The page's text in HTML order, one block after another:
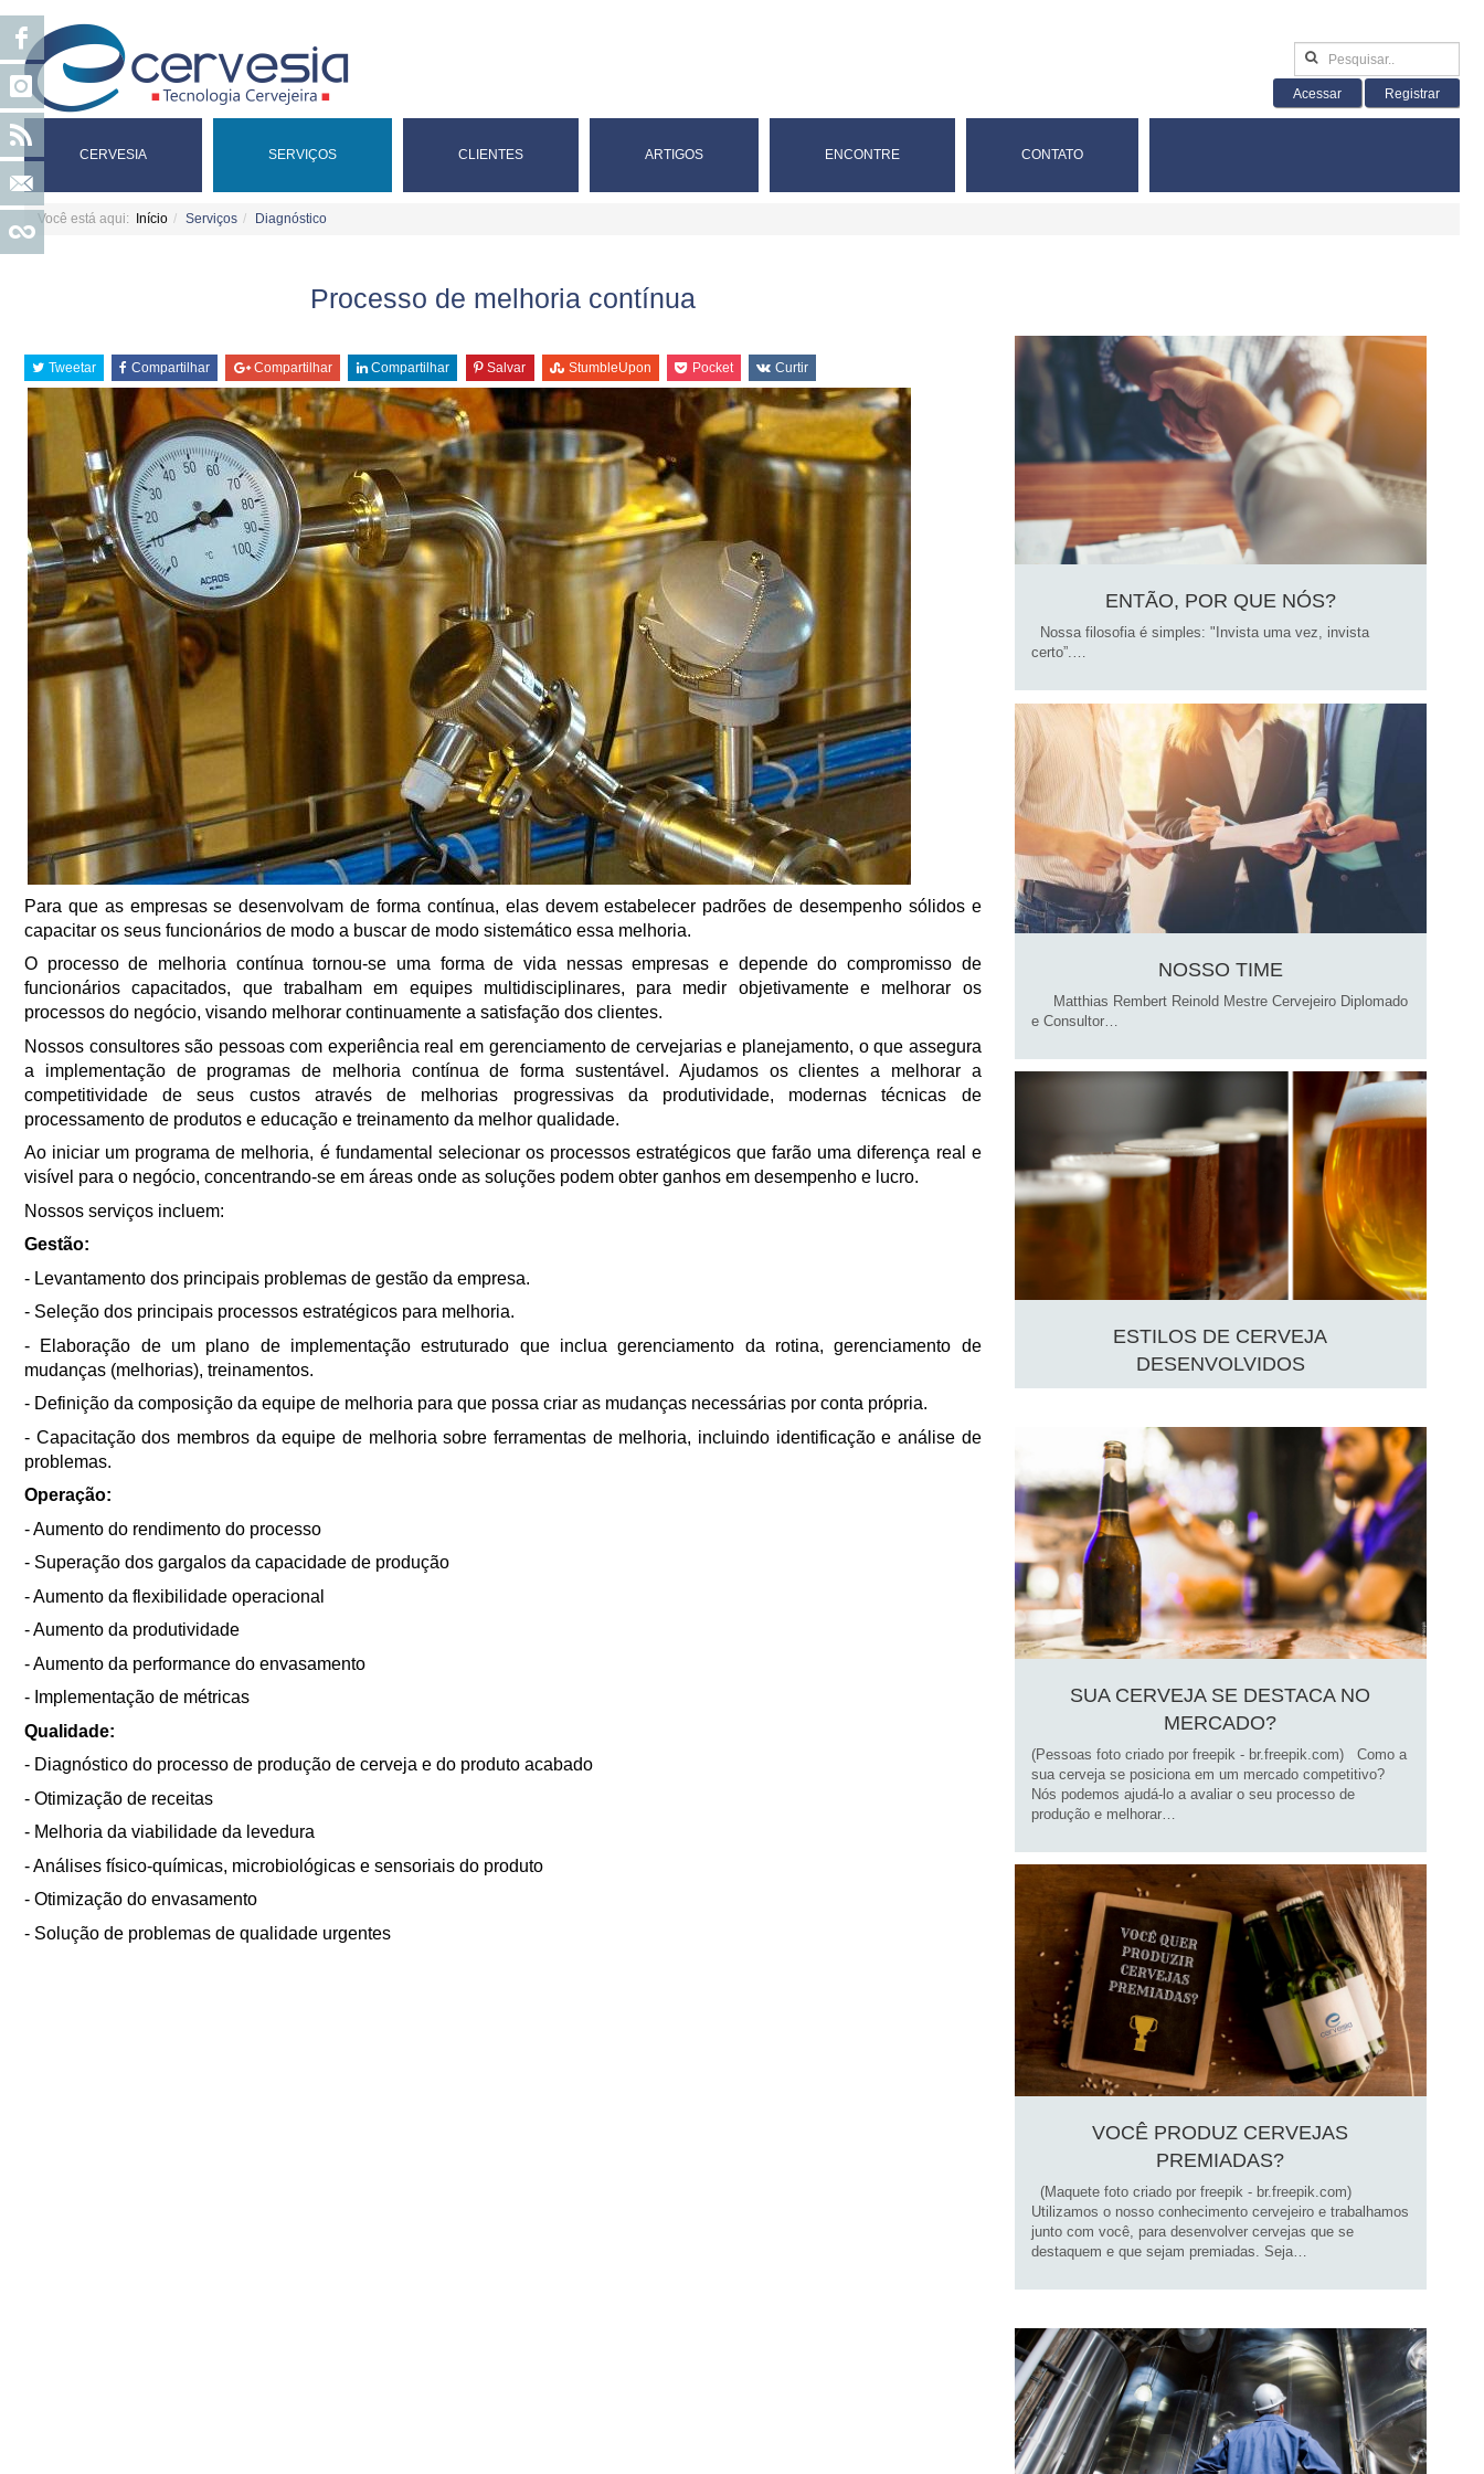
Acessar Registrar
CERVESIA SERVIÇOS CLIENTES ARTIGOS ENCONTRE CONTATO
Você está aqui: Início Serviços Diagnóstico
Processo de melhoria contínua
Tweetar Compartilhar Compartilhar Compartilhar Salvar StumbleUpon Pocket Curtir
Para que as empresas se desenvolvam de forma contínua, elas devem estabelecer padrões de desempenho sólidos e
capacitar os seus funcionários de modo a buscar de modo sistemático essa melhoria.
O processo de melhoria contínua tornou-se uma forma de vida nessas empresas e depende do compromisso de
funcionários capacitados, que trabalham em equipes multidisciplinares, para medir objetivamente e melhorar os
processos do negócio, visando melhorar continuamente a satisfação dos clientes.
Nossos consultores são pessoas com experiência real em gerenciamento de cervejarias e planejamento, o que assegura
a implementação de programas de melhoria contínua de forma sustentável. Ajudamos os clientes a melhorar a
competitividade de seus custos através de melhorias progressivas da produtividade, modernas técnicas de
processamento de produtos e educação e treinamento da melhor qualidade.
Ao iniciar um programa de melhoria, é fundamental selecionar os processos estratégicos que farão uma diferença real e
visível para o negócio, concentrando-se em áreas onde as soluções podem obter ganhos em desempenho e lucro.
Nossos serviços incluem:
Gestão:
- Levantamento dos principais problemas de gestão da empresa.
- Seleção dos principais processos estratégicos para melhoria.
- Elaboração de um plano de implementação estruturado que inclua gerenciamento da rotina, gerenciamento de
mudanças (melhorias), treinamentos.
- Definição da composição da equipe de melhoria para que possa criar as mudanças necessárias por conta própria.
- Capacitação dos membros da equipe de melhoria sobre ferramentas de melhoria, incluindo identificação e análise de
problemas.
Operação:
- Aumento do rendimento do processo
- Superação dos gargalos da capacidade de produção
- Aumento da flexibilidade operacional
- Aumento da produtividade
- Aumento da performance do envasamento
- Implementação de métricas
Qualidade:
- Diagnóstico do processo de produção de cerveja e do produto acabado
- Otimização de receitas
- Melhoria da viabilidade da levedura
- Análises físico-químicas, microbiológicas e sensoriais do produto
- Otimização do envasamento
- Solução de problemas de qualidade urgentes
ENTÃO, POR QUE NÓS?
Nossa filosofia é simples: "Invista uma vez, invista
certo”.…
NOSSO TIME
Matthias Rembert Reinold Mestre Cervejeiro Diplomado
e Consultor…
ESTILOS DE CERVEJA
DESENVOLVIDOS
SUA CERVEJA SE DESTACA NO
MERCADO?
(Pessoas foto criado por freepik - br.freepik.com) Como a
sua cerveja se posiciona em um mercado competitivo?
Nós podemos ajudá-lo a avaliar o seu processo de
produção e melhorar…
VOCÊ PRODUZ CERVEJAS
PREMIADAS?
(Maquete foto criado por freepik - br.freepik.com)
Utilizamos o nosso conhecimento cervejeiro e trabalhamos
junto com você, para desenvolver cervejas que se
destaquem e que sejam premiadas. Seja…